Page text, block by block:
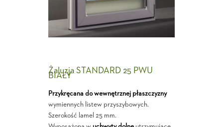
Żaluzja STANDARD 25 PWU
BIAŁY
Przykręcana do wewnętrznej płaszczyzny
wymiennych listew przyszybowych.
Szerokość lamel 25 mm.